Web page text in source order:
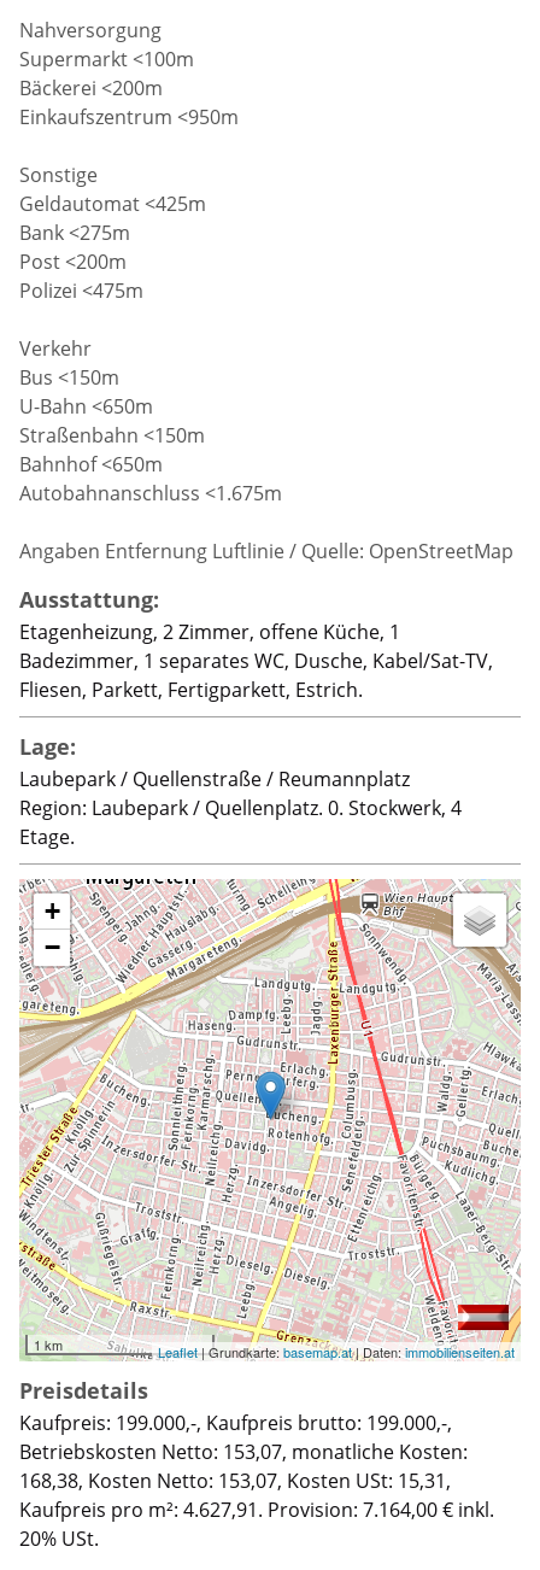
Nahversorgung
Supermarkt <100m
Bäckerei <200m
Einkaufszentrum <950m
Sonstige
Geldautomat <425m
Bank <275m
Post <200m
Polizei <475m
Verkehr
Bus <150m
U-Bahn <650m
Straßenbahn <150m
Bahnhof <650m
Autobahnanschluss <1.675m
Angaben Entfernung Luftlinie / Quelle: OpenStreetMap
Ausstattung:
Etagenheizung, 2 Zimmer, offene Küche, 1
Badezimmer, 1 separates WC, Dusche, Kabel/Sat-TV,
Fliesen, Parkett, Fertigparkett, Estrich.
Lage:
Laubepark / Quellenstraße / Reumannplatz
Region: Laubepark / Quellenplatz. 0. Stockwerk, 4
Etage.
+
−
1 km Leaflet| Grundkarte:basemap.at| Daten:immobilienseiten.at
Preisdetails
Kaufpreis: 199.000,-, Kaufpreis brutto: 199.000,-,
Betriebskosten Netto: 153,07, monatliche Kosten:
168,38, Kosten Netto: 153,07, Kosten USt: 15,31,
Kaufpreis pro m²: 4.627,91. Provision: 7.164,00 € inkl.
20% USt.